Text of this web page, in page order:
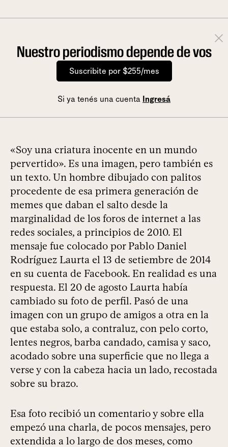
Nuestro periodismo depende de vos
Suscribite por $255/mes
Si ya tenés una cuenta Ingresá
«Soy una criatura inocente en un mundo
pervertido». Es una imagen, pero también es
un texto. Un hombre dibujado con palitos
procedente de esa primera generación de
memes que daban el salto desde la
marginalidad de los foros de internet a las
redes sociales, a principios de 2010. El
mensaje fue colocado por Pablo Daniel
Rodríguez Laurta el 13 de setiembre de 2014
en su cuenta de Facebook. En realidad es una
respuesta. El 20 de agosto Laurta había
cambiado su foto de perfil. Pasó de una
imagen con un grupo de amigos a otra en la
que estaba solo, a contraluz, con pelo corto,
lentes negros, barba candado, camisa y saco,
acodado sobre una superficie que no llega a
verse y con la cabeza hacia un lado, recostada
sobre su brazo.
Esa foto recibió un comentario y sobre ella
empezó una charla, de pocos mensajes, pero
extendida a lo largo de dos meses, como